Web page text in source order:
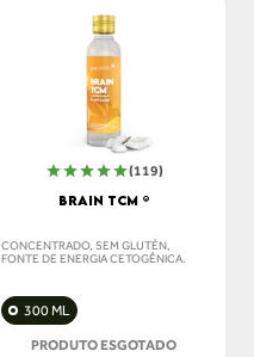
(119)
BRAIN TCM ®
CONCENTRADO, SEM GLUTÉN,
FONTE DE ENERGIA CETOGÊNICA.
300 ML
PRODUTO ESGOTADO